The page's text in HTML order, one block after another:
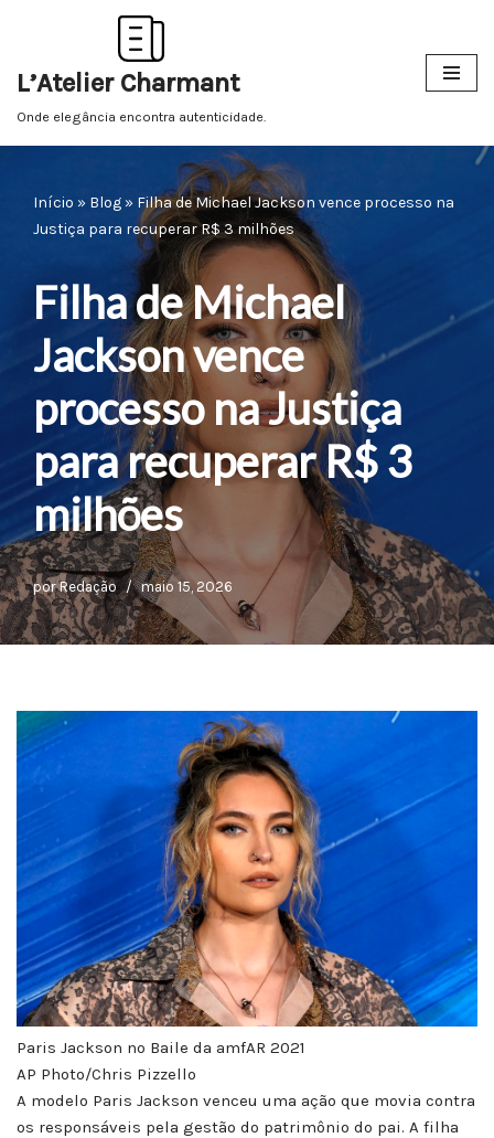
para
o
L’Atelier Charmant
Onde elegância encontra autenticidade.
Início » Blog » Filha de Michael Jackson vence processo na
Justiça para recuperar R$ 3 milhões
Filha de Michael
Jackson vence
processo na Justiça
para recuperar R$ 3
milhões
porRedação maio 15, 2026
Paris Jackson no Baile da amfAR 2021
AP Photo/Chris Pizzello
A modelo Paris Jackson venceu uma ação que movia contra
os responsáveis pela gestão do patrimônio do pai. A filha